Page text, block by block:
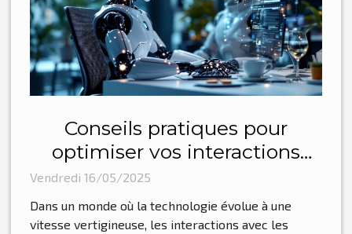
Conseils pratiques pour
optimiser vos interactions
avec les assistants
conversationnels
Vendredi 16/05/2025
Dans un monde où la technologie évolue à une
vitesse vertigineuse, les interactions avec les